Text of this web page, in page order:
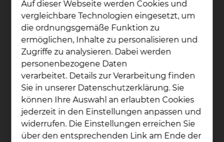
Dr. Mar­cel Ans­sar
Fichtengrund 1, 38126 Braunschweig
Tel.:+49 531 595 2527
Fax: +49531 595 2658
Per E-Mail kontaktieren
Auf dieser Webseite werden Cookies und
vergleichbare Technologien eingesetzt, um
die ordnungsgemäße Funktion zu
ermöglichen, Inhalte zu personalisieren und
Zugriffe zu analysieren. Dabei werden
personenbezogene Daten
verarbeitet. Details zur Verarbeitung finden
Sie in unserer Datenschutzerklärung. Sie
können Ihre Auswahl an erlaubten Cookies
jederzeit in den Einstellungen anpassen und
widerrufen. Die Einstellungen erreichen Sie
über den entsprechenden Link am Ende der